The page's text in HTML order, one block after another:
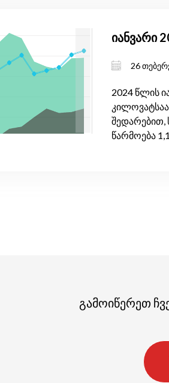
იანვარი
26
2024 წლის
შედარებით,
წარმოება
გამოიწერეთ